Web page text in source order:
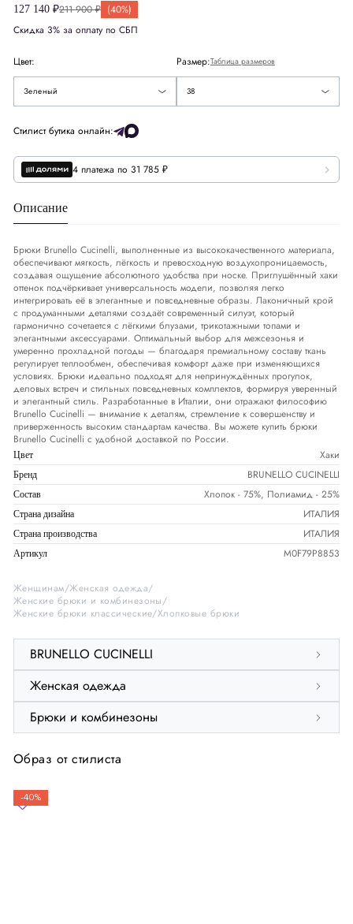
127 140 ₽211 900 ₽ (40%)
Скидка 3% за оплату по СБП
Цвет:
Зеленый
Размер:Таблица размеров
38
44
Стилист бутика онлайн:
4 платежа по 31 785 ₽
Описание
Брюки Brunello Cucinelli, выполненные из высококачественного материала,
обеспечивают мягкость, лёгкость и превосходную воздухопроницаемость,
создавая ощущение абсолютного удобства при носке. Приглушённый хаки
оттенок подчёркивает универсальность модели, позволяя легко
интегрировать её в элегантные и повседневные образы. Лаконичный крой
с продуманными деталями создаёт современный силуэт, который
гармонично сочетается с лёгкими блузами, трикотажными топами и
элегантными аксессуарами. Оптимальный выбор для межсезонья и
умеренно прохладной погоды — благодаря премиальному составу ткань
регулирует теплообмен, обеспечивая комфорт даже при изменяющихся
условиях. Брюки идеально подходят для непринуждённых прогулок,
деловых встреч и стильных повседневных комплектов, формируя уверенный
и элегантный стиль. Разработанные в Италии, они отражают философию
Brunello Cucinelli — внимание к деталям, стремление к совершенству и
приверженность высоким стандартам качества. Вы можете купить брюки
Brunello Cucinelli с удобной доставкой по России.
Цвет Хаки
Бренд BRUNELLO CUCINELLI
Состав Хлопок - 75%, Полиамид - 25%
Страна дизайна ИТАЛИЯ
Страна производства ИТАЛИЯ
Артикул M0F79P8853
Женщинам Женская одежда
Женские брюки и комбинезоны
Женские брюки классические Хлопковые брюки
BRUNELLO CUCINELLI
Женская одежда
Брюки и комбинезоны
ЕвропаEU
Деним
СШАUS 2
Обхват грудиСМ 77-81
Обхват талии
Образ от стилиста
-40%